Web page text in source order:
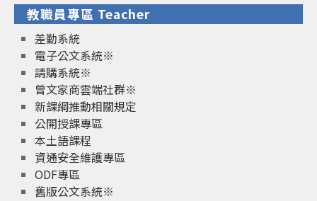
教職員專區 Teacher
差勤系統
電子公文系統※
請購系統※
曾文家商雲端社群※
新課綱推動相關規定
公開授課專區
本土語課程
資通安全維護專區
ODF專區
舊版公文系統※